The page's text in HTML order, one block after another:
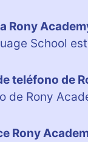
Rony
School
teléfono de
de Rony
Rony